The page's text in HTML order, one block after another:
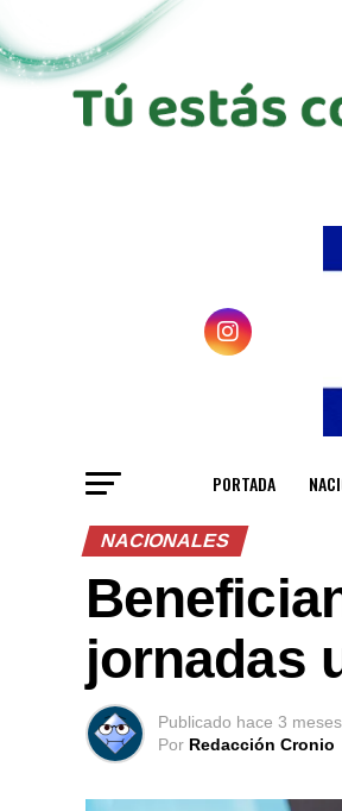
PORTADA
NACIONALES
jornadas
Publicado hace 3 meses
Por Redacción Cronio